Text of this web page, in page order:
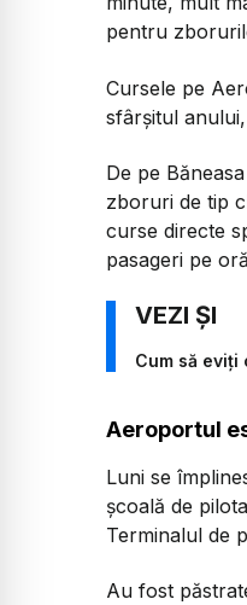
pentru
Cursele pe
sfârșitul
De pe
zboruri de tip
curse directe
pasageri pe
Cum să
Aeroportul
Luni se
școală de
Terminalul de
Au fost